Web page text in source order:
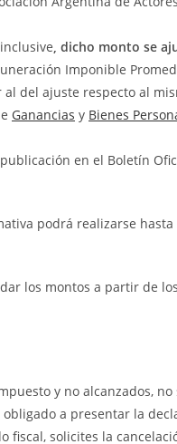
dicho monto se
Imponible
del ajuste respecto al
Ganancias y Bienes
en el Boletín
podrá realizarse
los montos a partir de
y no alcanzados,
a presentar la
fiscal, solicites la